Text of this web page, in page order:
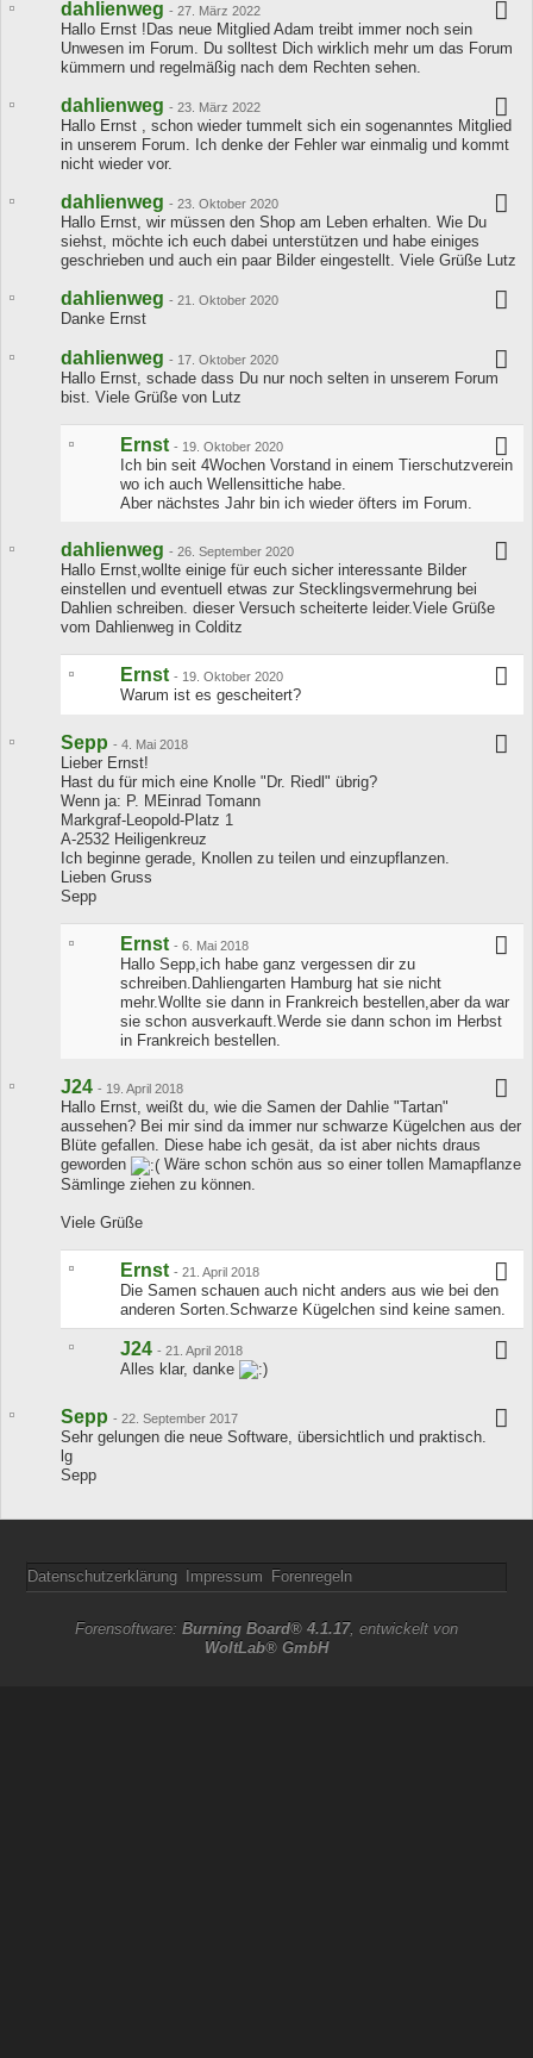
dahlienweg - 27. März 2022
Hallo Ernst !Das neue Mitglied Adam treibt immer noch sein
Unwesen im Forum. Du solltest Dich wirklich mehr um das Forum
kümmern und regelmäßig nach dem Rechten sehen.
dahlienweg - 23. März 2022
Hallo Ernst , schon wieder tummelt sich ein sogenanntes Mitglied
in unserem Forum. Ich denke der Fehler war einmalig und kommt
nicht wieder vor.
dahlienweg - 23. Oktober 2020
Hallo Ernst, wir müssen den Shop am Leben erhalten. Wie Du
siehst, möchte ich euch dabei unterstützen und habe einiges
geschrieben und auch ein paar Bilder eingestellt. Viele Grüße Lutz
dahlienweg - 21. Oktober 2020
Danke Ernst
dahlienweg - 17. Oktober 2020
Hallo Ernst, schade dass Du nur noch selten in unserem Forum
bist. Viele Grüße von Lutz
Ernst - 19. Oktober 2020
Ich bin seit 4Wochen Vorstand in einem Tierschutzverein
wo ich auch Wellensittiche habe.
Aber nächstes Jahr bin ich wieder öfters im Forum.
dahlienweg - 26. September 2020
Hallo Ernst,wollte einige für euch sicher interessante Bilder
einstellen und eventuell etwas zur Stecklingsvermehrung bei
Dahlien schreiben. dieser Versuch scheiterte leider.Viele Grüße
vom Dahlienweg in Colditz
Ernst - 19. Oktober 2020
Warum ist es gescheitert?
Sepp - 4. Mai 2018
Lieber Ernst!
Hast du für mich eine Knolle "Dr. Riedl" übrig?
Wenn ja: P. MEinrad Tomann
Markgraf-Leopold-Platz 1
A-2532 Heiligenkreuz
Ich beginne gerade, Knollen zu teilen und einzupflanzen.
Lieben Gruss
Sepp
Ernst - 6. Mai 2018
Hallo Sepp,ich habe ganz vergessen dir zu
schreiben.Dahliengarten Hamburg hat sie nicht
mehr.Wollte sie dann in Frankreich bestellen,aber da war
sie schon ausverkauft.Werde sie dann schon im Herbst
in Frankreich bestellen.
J24 - 19. April 2018
Hallo Ernst, weißt du, wie die Samen der Dahlie "Tartan"
aussehen? Bei mir sind da immer nur schwarze Kügelchen aus der
Blüte gefallen. Diese habe ich gesät, da ist aber nichts draus
geworden
Wäre schon schön aus so einer tollen Mamapflanze
Sämlinge ziehen zu können.
Viele Grüße
Ernst - 21. April 2018
Die Samen schauen auch nicht anders aus wie bei den
anderen Sorten.Schwarze Kügelchen sind keine samen.
J24 - 21. April 2018
Alles klar, danke
Sepp - 22. September 2017
Sehr gelungen die neue Software, übersichtlich und praktisch.
lg
Sepp
Datenschutzerklärung Impressum Forenregeln
Forensoftware: Burning Board® 4.1.17, entwickelt von
WoltLab® GmbH